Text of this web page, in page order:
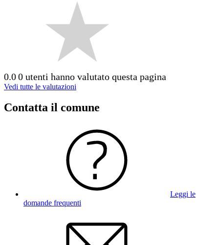
0.00 utenti hanno valutato questa pagina
Vedi tutte le valutazioni
Contatta il comune
Leggi le
domande frequenti